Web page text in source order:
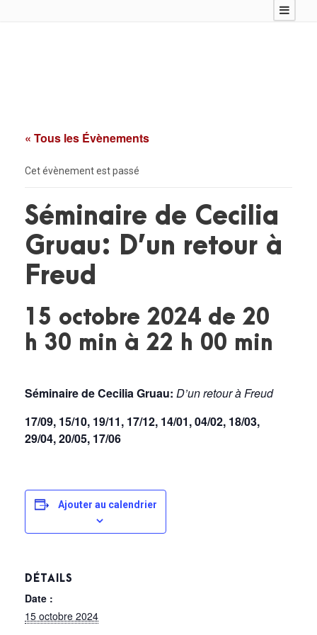
« Tous les Évènements
Cet évènement est passé
Séminaire de Cecilia
Gruau: D’un retour à
Freud
15 octobre 2024 de 20
h 30 min à 22 h 00 min
Séminaire de Cecilia Gruau: D’un retour à Freud
17/09, 15/10, 19/11, 17/12, 14/01, 04/02, 18/03,
29/04, 20/05, 17/06
Ajouter au calendrier
DÉTAILS
Date :
15 octobre 2024